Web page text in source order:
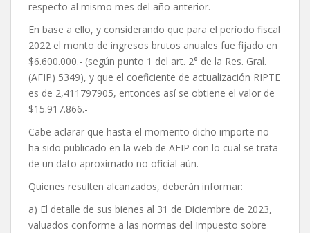
respecto al mismo mes del año anterior.
En base a ello, y considerando que para el período fiscal
2022 el monto de ingresos brutos anuales fue fijado en
$6.600.000.- (según punto 1 del art. 2° de la Res. Gral.
(AFIP) 5349), y que el coeficiente de actualización RIPTE
es de 2,411797905, entonces así se obtiene el valor de
$15.917.866.-
Cabe aclarar que hasta el momento dicho importe no
ha sido publicado en la web de AFIP con lo cual se trata
de un dato aproximado no oficial aún.
Quienes resulten alcanzados, deberán informar:
a) El detalle de sus bienes al 31 de Diciembre de 2023,
valuados conforme a las normas del Impuesto sobre